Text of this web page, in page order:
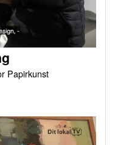
Papirkunst